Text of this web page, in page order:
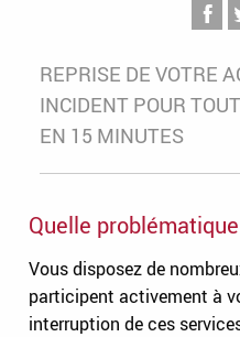
REPRISE DE VOTRE
INCIDENT POUR
EN 15 MINUTES
Quelle
Vous disposez de
participent activement à
interruption de ces